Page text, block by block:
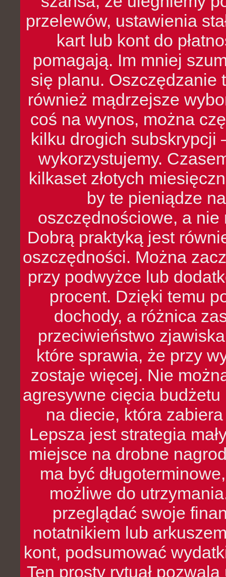
przelewów, ustawienia
kart lub kont do
pomagają. Im mniej
się planu. Oszczędzanie
również mądrzejsze
coś na wynos, można
kilku drogich subskrypcji
wykorzystujemy.
kilkaset złotych
by te pieniądze
oszczędnościowe, a nie
Dobrą praktyką jest
oszczędności. Można
przy podwyżce lub
procent. Dzięki temu
dochody, a różnica
przeciwieństwo
które sprawia, że przy
zostaje więcej. Nie
agresywne cięcia
na diecie, która
Lepsza jest strategia
miejsce na drobne
ma być
możliwe do
przeglądać swoje
notatnikiem lub
kont, podsumować
Ten prosty rytuał